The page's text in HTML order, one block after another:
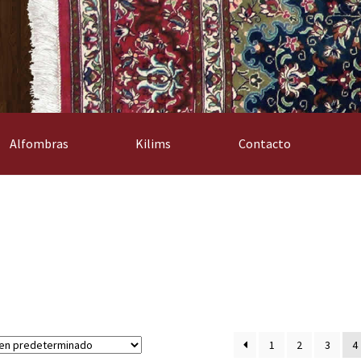
Alfombras Kilims Contacto
1 2 3 4